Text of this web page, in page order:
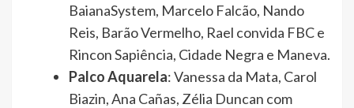
BaianaSystem, Marcelo Falcão, Nando
Reis, Barão Vermelho, Rael convida FBC e
Rincon Sapiência, Cidade Negra e Maneva.
Palco Aquarela: Vanessa da Mata, Carol
Biazin, Ana Cañas, Zélia Duncan com